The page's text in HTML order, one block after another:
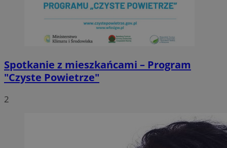
Spotkanie z mieszkańcami – Program
"Czyste Powietrze"
2